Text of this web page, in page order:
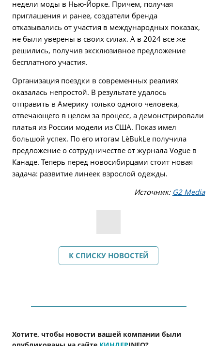
недели моды в Нью-Йорке. Причем, получая
приглашения и ранее, создатели бренда
отказывались от участия в международных показах,
не были уверены в своих силах. А в 2024 все же
решились, получив эксклюзивное предложение
бесплатного участия.
Организация поездки в современных реалиях
оказалась непростой. В результате удалось
отправить в Америку только одного человека,
отвечающего в целом за процесс, а демонстрировали
платья из России модели из США. Показ имел
большой успех. По его итогам LèBukLe получила
предложение о сотрудничестве от журнала Vogue в
Канаде. Теперь перед новосибирцами стоит новая
задача: развитие линеек взрослой одежды.
Источник: G2 Media
К СПИСКУ НОВОСТЕЙ
Хотите, чтобы новости вашей компании были